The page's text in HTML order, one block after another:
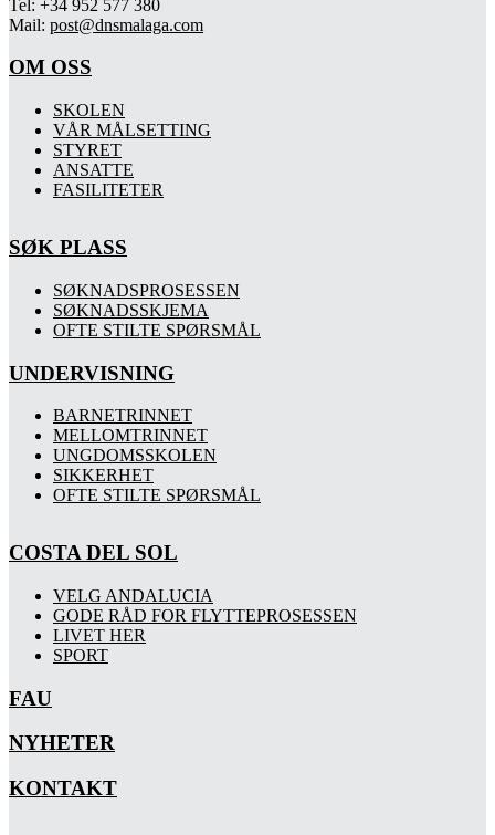
Tel: +34 952 577 380
Mail: post@dnsmalaga.com
OM OSS
SKOLEN
VÅR MÅLSETTING
STYRET
ANSATTE
FASILITETER
SØK PLASS
SØKNADSPROSESSEN
SØKNADSSKJEMA
OFTE STILTE SPØRSMÅL
UNDERVISNING
BARNETRINNET
MELLOMTRINNET
UNGDOMSSKOLEN
SIKKERHET
OFTE STILTE SPØRSMÅL
COSTA DEL SOL
VELG ANDALUCIA
GODE RÅD FOR FLYTTEPROSESSEN
LIVET HER
SPORT
FAU
NYHETER
KONTAKT